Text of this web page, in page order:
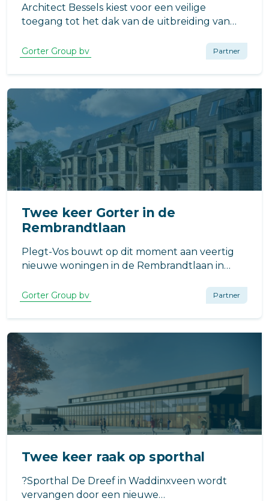
Architect Bessels kiest voor een veilige
toegang tot het dak van de uitbreiding van
dakluik van Gorter. Waarom? Het dakluik
draagt bij aan een energiezuinig pand en biedt
een compleet veilige toegang tot het dak.
Gorter Group bv Partner
Twee keer Gorter in de
Rembrandtlaan
Plegt-Vos bouwt op dit moment aan veertig
nieuwe woningen in de Rembrandtlaan in
Gorter Group bv Partner
Twee keer raak op sporthal
?Sporthal De Dreef in Waddinxveen wordt
vervangen door een nieuwe